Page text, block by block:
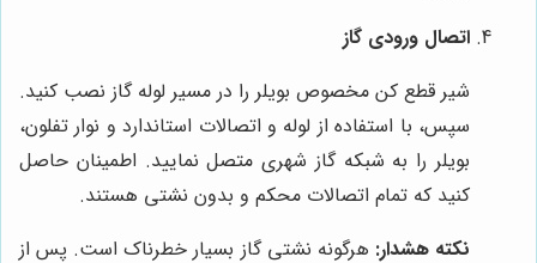
اتصال ورودی گاز
شیر قطع کن مخصوص بویلر را در مسیر لوله گاز نصب کنید.
سپس، با استفاده از لوله و اتصالات استاندارد و نوار تفلون،
بویلر را به شبکه گاز شهری متصل نمایید. اطمینان حاصل
کنید که تمام اتصالات محکم و بدون نشتی هستند.
نکته هشدار: هرگونه نشتی گاز بسیار خطرناک است. پس از